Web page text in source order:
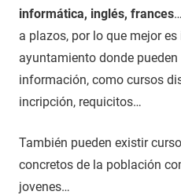
informática, inglés, frances
a plazos, por lo que mejor
ayuntamiento donde
información, como cursos
incripción, requicitos…
También pueden existir
concretos de la población
jovenes…